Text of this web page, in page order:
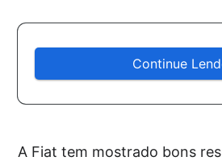
Continue
A Fiat tem mostrado bons